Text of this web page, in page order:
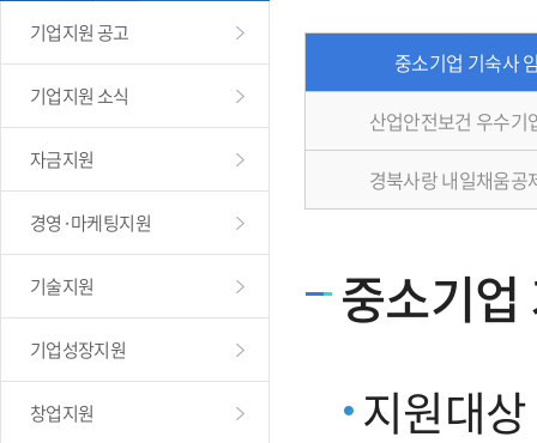
기업지원 공고
기업지원 소식
자금지원
경영·마케팅지원
기술지원
기업성장지원
창업지원
중소기업 기숙사
산업안전보건 우수기
경북사랑 내일채움공
중소기
지원대상